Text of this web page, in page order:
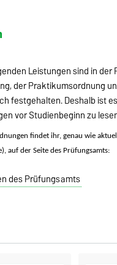
Leistungen sind in
der Praktikumsordnung
festgehalten. Deshalb ist
vor Studienbeginn zu
findet ihr, genau wie
auf der Seite des Prüfungsamts:
des Prüfungsamts